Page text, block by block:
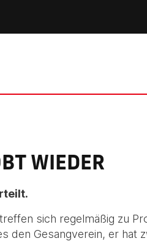
WIEDER
sich regelmäßig zu
den Gesangverein, er hat